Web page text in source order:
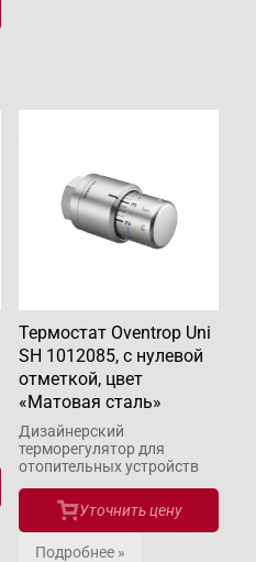
Термостат Oventrop Uni
SH 1012085, с нулевой
отметкой, цвет
«Матовая сталь»
Дизайнерский
терморегулятор для
отопительных устройств
Уточнить цену
Подробнее »